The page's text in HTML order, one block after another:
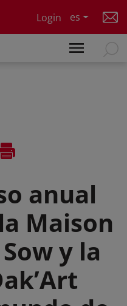
Login
es
anual
Maison
y la